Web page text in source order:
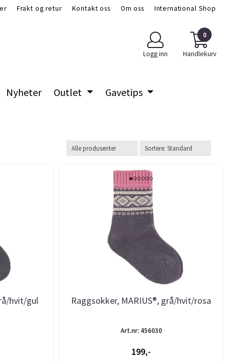
Frakt og retur Kontakt oss Om oss International Shop
Logg inn
0
Handlekurv
Nyheter Outlet Gavetips
hvit/gul Raggsokker, MARIUS®, grå/hvit/rosa
Art.nr: 456030
199,-